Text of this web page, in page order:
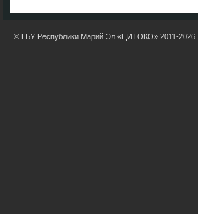
© ГБУ Республики Марий Эл «ЦИТОКО» 2011-2026